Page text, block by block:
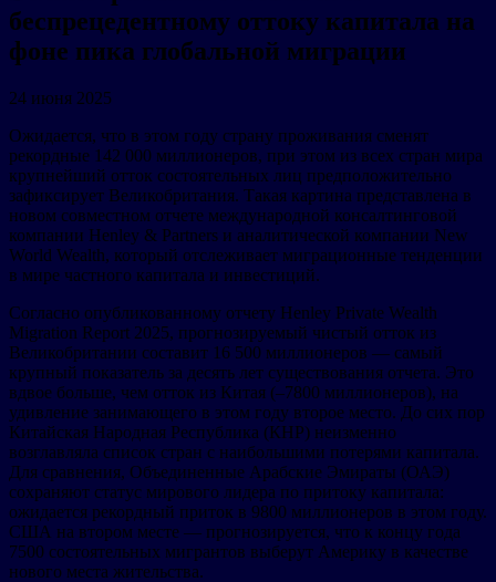
беспрецедентному оттоку капитала на
фоне пика глобальной миграции
24 июня 2025
Ожидается, что в этом году страну проживания сменят
рекордные 142 000 миллионеров, при этом из всех стран мира
крупнейший отток состоятельных лиц предположительно
зафиксирует Великобритания. Такая картина представлена в
новом совместном отчете международной консалтинговой
компании Henley & Partners и аналитической компании New
World Wealth, который отслеживает миграционные тенденции
в мире частного капитала и инвестиций.
Согласно опубликованному отчету Henley Private Wealth
Migration Report 2025, прогнозируемый чистый отток из
Великобритании составит 16 500 миллионеров — самый
крупный показатель за десять лет существования отчета. Это
вдвое больше, чем отток из Китая (–7800 миллионеров), на
удивление занимающего в этом году второе место. До сих пор
Китайская Народная Республика (КНР) неизменно
возглавляла список стран с наибольшими потерями капитала.
Для сравнения, Объединенные Арабские Эмираты (ОАЭ)
сохраняют статус мирового лидера по притоку капитала:
ожидается рекордный приток в 9800 миллионеров в этом году.
США на втором месте — прогнозируется, что к концу года
7500 состоятельных мигрантов выберут Америку в качестве
нового места жительства.